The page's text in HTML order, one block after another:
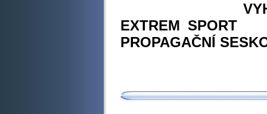
EXTREM SPORT
PROPAGAČNÍ